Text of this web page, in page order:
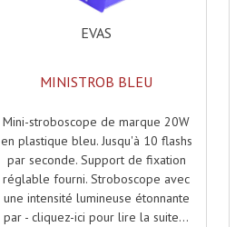
EVAS
MINISTROB BLEU
Mini-stroboscope de marque 20W
en plastique bleu. Jusqu'à 10 flashs
par seconde. Support de fixation
réglable fourni. Stroboscope avec
une intensité lumineuse étonnante
par - cliquez-ici pour lire la suite...